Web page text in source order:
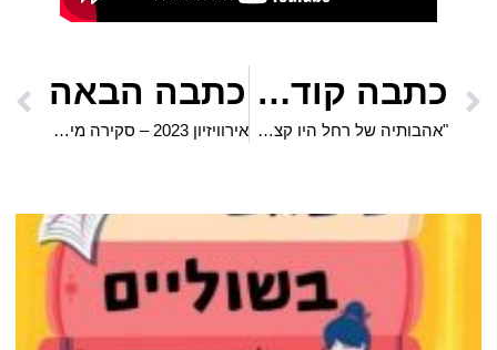
כתבה קודמת
"אהבותיה של רחל היו קצרות ולא נועדו לאהבות נצח. הן היו כמו קישוט, שעשוע ושמחה, אך לא מטרת חייה"
כתבה הבאה
אירוויזיון 2023 – סקירה מיוחדת